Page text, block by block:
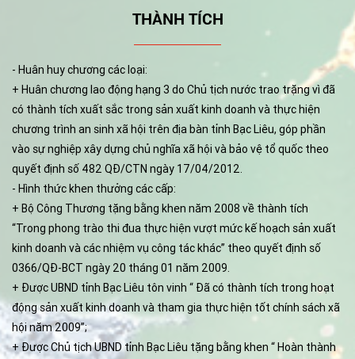
THÀNH TÍCH
- Huân huy chương các loại:
+ Huân chương lao động hạng 3 do Chủ tịch nước trao trặng vì đã
có thành tích xuất sắc trong sản xuất kinh doanh và thực hiện
chương trình an sinh xã hội trên địa bàn tỉnh Bạc Liêu, góp phần
vào sự nghiệp xây dựng chủ nghĩa xã hội và bảo vệ tổ quốc theo
quyết định số 482 QĐ/CTN ngày 17/04/2012.
- Hình thức khen thưởng các cấp:
+ Bộ Công Thương tặng bằng khen năm 2008 về thành tích
“Trong phong trào thi đua thực hiện vượt mức kế hoạch sản xuất
kinh doanh và các nhiệm vụ công tác khác” theo quyết định số
0366/QĐ-BCT ngày 20 tháng 01 năm 2009.
+ Được UBND tỉnh Bạc Liêu tôn vinh “ Đã có thành tích trong hoạt
động sản xuất kinh doanh và tham gia thực hiện tốt chính sách xã
hội năm 2009”;
+ Được Chủ tịch UBND tỉnh Bạc Liêu tặng bằng khen “ Hoàn thành